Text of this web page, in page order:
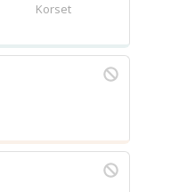
Korset